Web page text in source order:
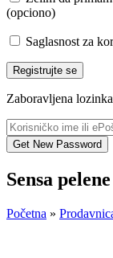
(opciono)
Saglasnost za
Registrujte se
Zaboravljena lozinka
Sensa
Početna »